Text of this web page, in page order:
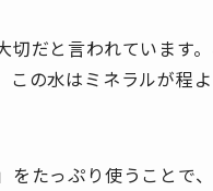
切だと言われています
この水はミネラルが程
をたっぷり使うことで